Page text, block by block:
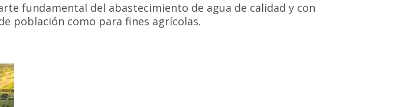
fundamental del abastecimiento de agua de calidad y con
población como para fines agrícolas.